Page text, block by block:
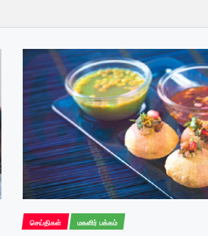
செய்திகள் மகளிர் பக்கம்